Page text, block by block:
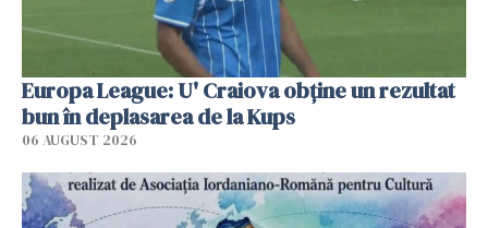
Europa League: U' Craiova obține un rezultat
bun în deplasarea de la Kups
06 AUGUST 2026